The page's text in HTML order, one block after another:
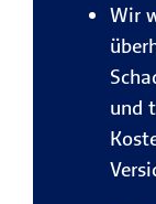
Wir
und